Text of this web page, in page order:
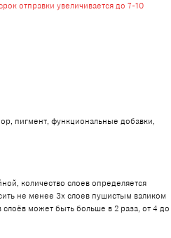
отправки увеличивается до 7-10
пигмент, функциональные добавки,
количество слоев определяется
не менее 3х слоев пушистым валиком
может быть больше в 2 раза, от 4 до